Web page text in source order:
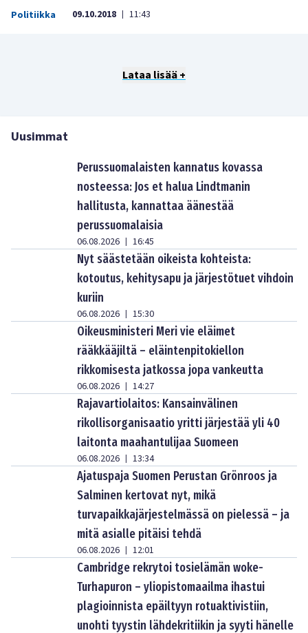
Politiikka 09.10.2018 | 11:43
Lataa lisää +
Uusimmat
Perussuomalaisten kannatus kovassa
nosteessa: Jos et halua Lindtmanin
hallitusta, kannattaa äänestää
perussuomalaisia
06.08.2026 | 16:45
Nyt säästetään oikeista kohteista:
kotoutus, kehitysapu ja järjestötuet vihdoin
kuriin
06.08.2026 | 15:30
Oikeusministeri Meri vie eläimet
rääkkääjiltä – eläintenpitokiellon
rikkomisesta jatkossa jopa vankeutta
06.08.2026 | 14:27
Rajavartiolaitos: Kansainvälinen
rikollisorganisaatio yritti järjestää yli 40
laitonta maahantulijaa Suomeen
06.08.2026 | 13:34
Ajatuspaja Suomen Perustan Grönroos ja
Salminen kertovat nyt, mikä
turvapaikkajärjestelmässä on pielessä – ja
mitä asialle pitäisi tehdä
06.08.2026 | 12:01
Cambridge rekrytoi tosielämän woke-
Turhapuron – yliopistomaailma ihastui
plagioinnista epäiltyyn rotuaktivistiin,
unohti tyystin lähdekritiikin ja syyti hänelle